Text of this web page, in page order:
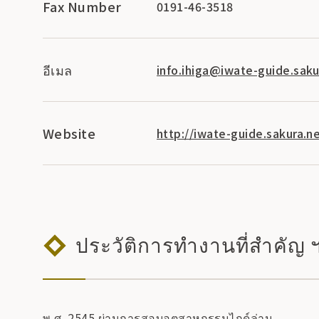
Fax Number 0191-46-3518
อีเมล info.ihiga@iwate-
Website http://iwate-
ประวัติการทำงานที่สำคัญ